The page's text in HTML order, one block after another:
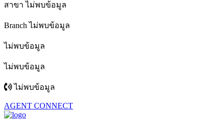
สาขา ไม่พบข้อมูล
Branch ไม่พบข้อมูล
ไม่พบข้อมูล
ไม่พบข้อมูล
ไม่พบข้อมูล
AGENT CONNECT